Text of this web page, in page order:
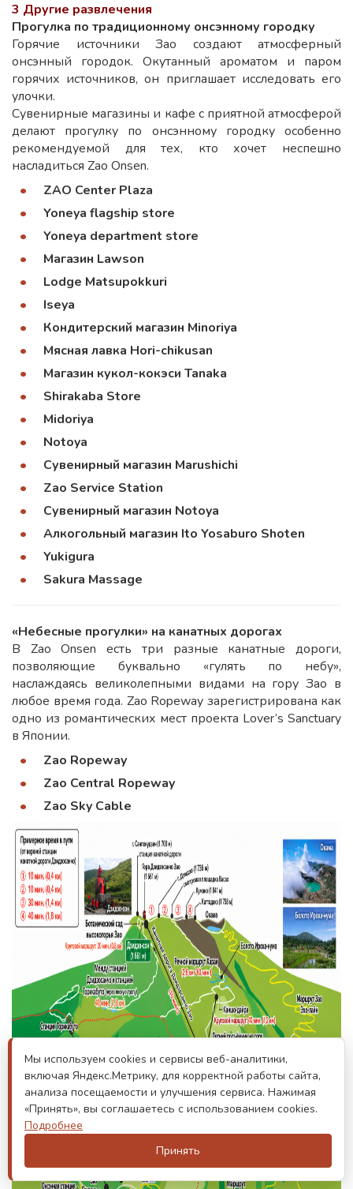
3 Другие развлечения
Прогулка по традиционному онсэнному городку
Горячие источники Зао создают атмосферный
онсэнный городок. Окутанный ароматом и паром
горячих источников, он приглашает исследовать его
улочки.
Сувенирные магазины и кафе с приятной атмосферой
делают прогулку по онсэнному городку особенно
рекомендуемой для тех, кто хочет неспешно
насладиться Zao Onsen.
ZAO Center Plaza
Yoneya flagship store
Yoneya department store
Магазин Lawson
Lodge Matsupokkuri
Iseya
Кондитерский магазин Minoriya
Мясная лавка Hori-chikusan
Магазин кукол-кокэси Tanaka
Shirakaba Store
Midoriya
Notoya
Сувенирный магазин Marushichi
Zao Service Station
Сувенирный магазин Notoya
Алкогольный магазин Ito Yosaburo Shoten
Yukigura
Sakura Massage
«Небесные прогулки» на канатных дорогах
В Zao Onsen есть три разные канатные дороги,
позволяющие буквально «гулять по небу»,
наслаждаясь великолепными видами на гору Зао в
любое время года. Zao Ropeway зарегистрирована как
одно из романтических мест проекта Lover’s Sanctuary
в Японии.
Zao Ropeway
Zao Central Ropeway
Zao Sky Cable
Мы используем cookies и сервисы веб-аналитики,
включая Яндекс.Метрику, для корректной работы сайта,
анализа посещаемости и улучшения сервиса. Нажимая
«Принять», вы соглашаетесь с использованием cookies.
Подробнее
Принять